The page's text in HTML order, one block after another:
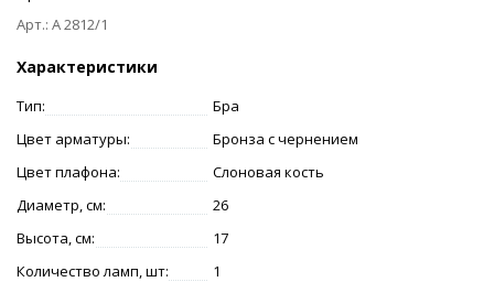
Арт.: A 2812/1
Характеристики
Тип:
Бра
Цвет арматуры:
Бронза с чернением
Цвет плафона:
Слоновая кость
Диаметр, см:
26
Высота, см:
17
Количество ламп, шт:
1